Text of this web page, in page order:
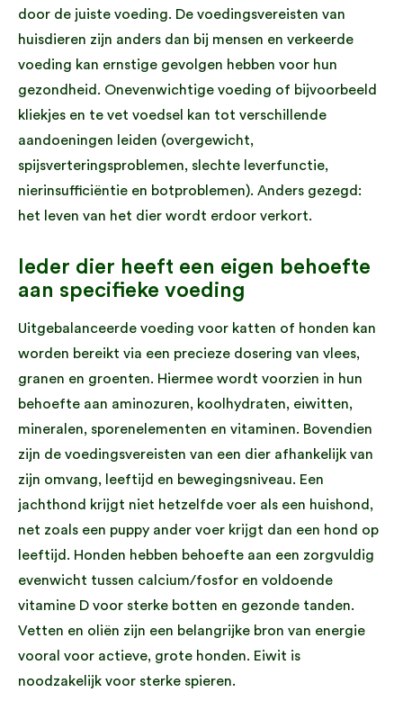
door de juiste voeding. De voedingsvereisten van
huisdieren zijn anders dan bij mensen en verkeerde
voeding kan ernstige gevolgen hebben voor hun
gezondheid. Onevenwichtige voeding of bijvoorbeeld
kliekjes en te vet voedsel kan tot verschillende
aandoeningen leiden (overgewicht,
spijsverteringsproblemen, slechte leverfunctie,
nierinsufficiëntie en botproblemen). Anders gezegd:
het leven van het dier wordt erdoor verkort.
Ieder dier heeft een eigen behoefte
aan specifieke voeding
Uitgebalanceerde voeding voor katten of honden kan
worden bereikt via een precieze dosering van vlees,
granen en groenten. Hiermee wordt voorzien in hun
behoefte aan aminozuren, koolhydraten, eiwitten,
mineralen, sporenelementen en vitaminen. Bovendien
zijn de voedingsvereisten van een dier afhankelijk van
zijn omvang, leeftijd en bewegingsniveau. Een
jachthond krijgt niet hetzelfde voer als een huishond,
net zoals een puppy ander voer krijgt dan een hond op
leeftijd. Honden hebben behoefte aan een zorgvuldig
evenwicht tussen calcium/fosfor en voldoende
vitamine D voor sterke botten en gezonde tanden.
Vetten en oliën zijn een belangrijke bron van energie
vooral voor actieve, grote honden. Eiwit is
noodzakelijk voor sterke spieren.